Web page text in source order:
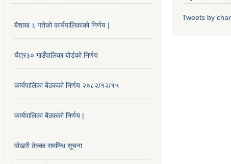
बैशाख ८ गतेको कार्यपालिकाको निर्णय |
चैत्र३० गाउँपालिका बोर्डको निर्णय
कार्यपालिका बैठकको निर्णय २०८२/१२/१५
कार्यपालिका बैठकको निर्णय |
पोखरी ठेक्का समम्न्धि सूचना
Tweets by